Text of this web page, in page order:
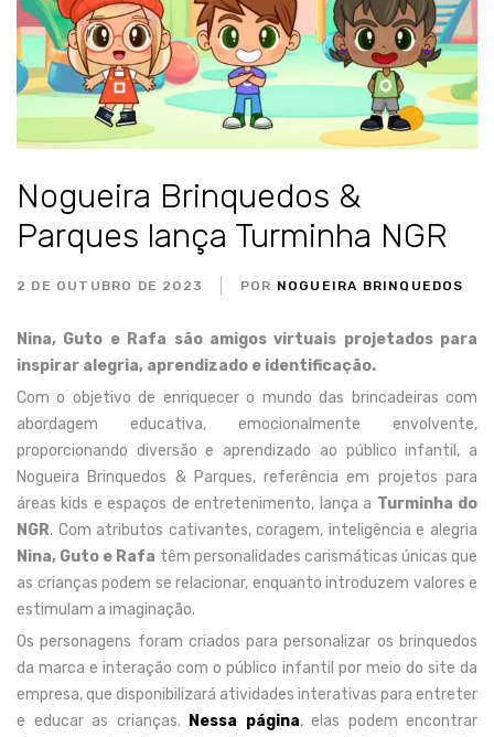
Nogueira Brinquedos &
Parques lança Turminha NGR
2 DE OUTUBRO DE 2023 POR NOGUEIRA BRINQUEDOS
Nina, Guto e Rafa são amigos virtuais projetados para
inspirar alegria, aprendizado e identificação.
Com o objetivo de enriquecer o mundo das brincadeiras com
abordagem educativa, emocionalmente envolvente,
proporcionando diversão e aprendizado ao público infantil, a
Nogueira Brinquedos & Parques, referência em projetos para
áreas kids e espaços de entretenimento, lança a Turminha do
NGR. Com atributos cativantes, coragem, inteligência e alegria
Nina, Guto e Rafa têm personalidades carismáticas únicas que
as crianças podem se relacionar, enquanto introduzem valores e
estimulam a imaginação.
Os personagens foram criados para personalizar os brinquedos
da marca e interação com o público infantil por meio do site da
empresa, que disponibilizará atividades interativas para entreter
e educar as crianças. Nessa página, elas podem encontrar